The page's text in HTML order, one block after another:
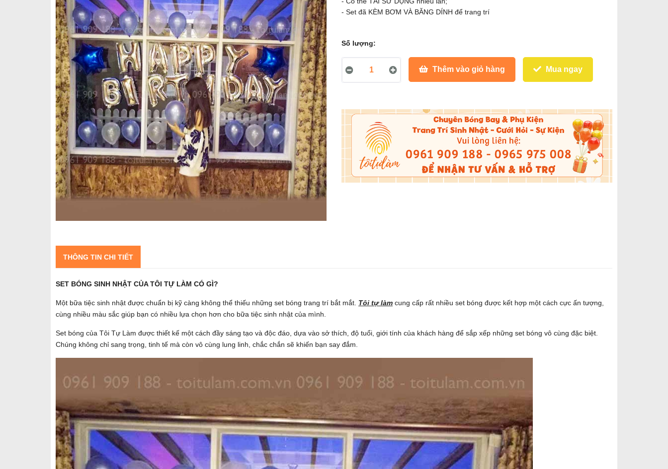
- Set đã KÈM BƠM VÀ BĂNG DÍNH để trang trí
Số lượng:
Thêm vào giỏ hàng Mua ngay
THÔNG TIN CHI TIẾT
SET BÓNG SINH NHẬT CỦA TÔI TỰ LÀM CÓ GÌ?
Một bữa tiệc sinh nhật được chuẩn bị kỹ càng không thể thiếu những set bóng trang trí bắt mắt. Tôi tự làm cung cấp rất nhiều set bóng được kết hợp một cách cực ấn tượng,
cùng nhiều màu sắc giúp bạn có nhiều lựa chọn hơn cho bữa tiệc sinh nhật của mình.
Set bóng của Tôi Tự Làm được thiết kế một cách đầy sáng tạo và độc đáo, dựa vào sở thích, độ tuổi, giới tính của khách hàng để sắp xếp những set bóng vô cùng đặc biệt.
Chúng không chỉ sang trọng, tinh tế mà còn vô cùng lung linh, chắc chắn sẽ khiến bạn say đắm.